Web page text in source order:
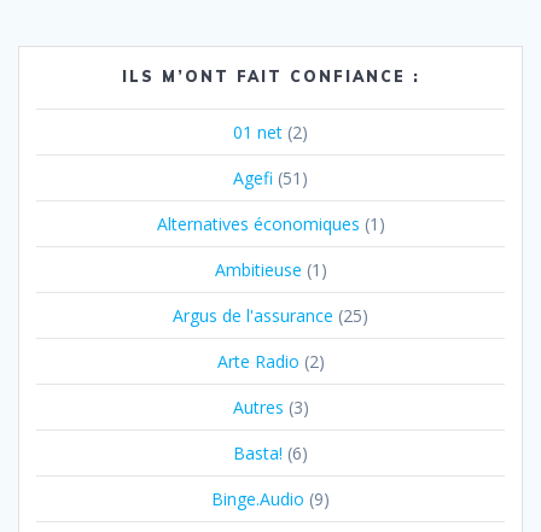
ILS M’ONT FAIT CONFIANCE :
01 net (2)
Agefi (51)
Alternatives économiques (1)
Ambitieuse (1)
Argus de l'assurance (25)
Arte Radio (2)
Autres (3)
Basta! (6)
Binge.Audio (9)